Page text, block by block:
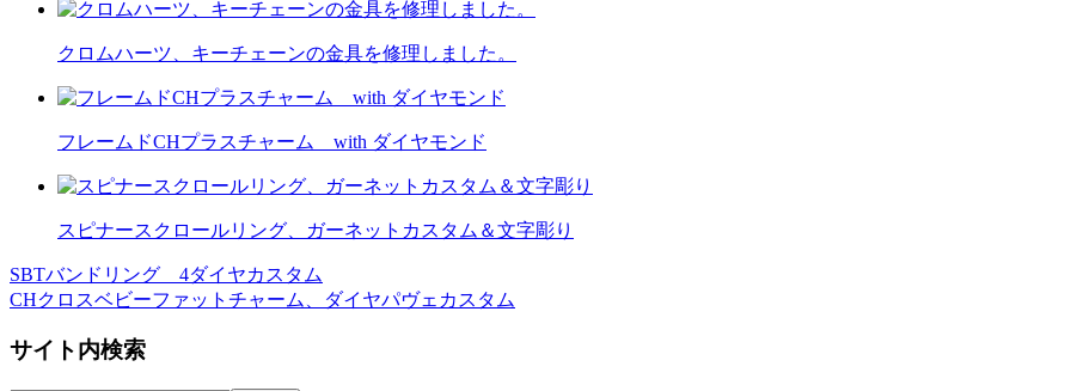
クロムハーツ、キーチェーンの金具を修理しました。
フレームドCHプラスチャーム with ダイヤモンド
スピナースクロールリング、ガーネットカスタム＆文字彫り
投
稿
ナ
SBTバンドリング 4ダイヤカスタム
CHクロスベビーファットチャーム、ダイヤパヴェカスタム
サイト内検索